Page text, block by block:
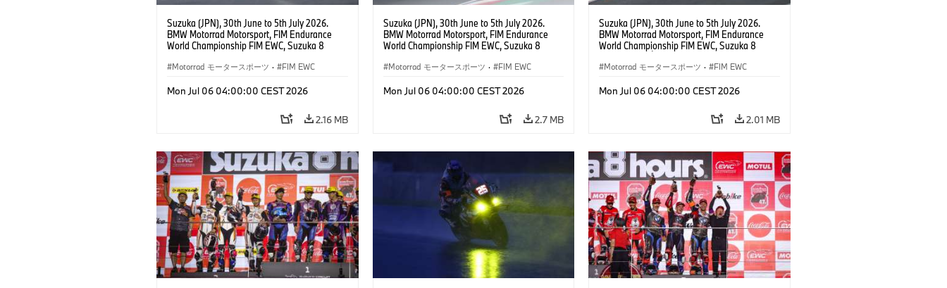
Suzuka (JPN), 30th June to 5th July 2026.
BMW Motorrad Motorsport, FIM Endurance
World Championship FIM EWC, Suzuka 8
Team Japan, AutoRace UBE Racing Team, #76
Sylvain Guintoli (FRA), Christoph Ponsson
Motorrad モータースポーツ · FIM EWC
Mon Jul 06 04:00:00 CEST 2026
2.16 MB
Suzuka (JPN), 30th June to 5th July 2026.
BMW Motorrad Motorsport, FIM Endurance
World Championship FIM EWC, Suzuka 8
Team Japan, AutoRace UBE Racing Team, #76
Sylvain Guintoli (FRA), Christoph Ponsson
Motorrad モータースポーツ · FIM EWC
Mon Jul 06 04:00:00 CEST 2026
2.7 MB
Suzuka (JPN), 30th June to 5th July 2026.
BMW Motorrad Motorsport, FIM Endurance
World Championship FIM EWC, Suzuka 8
Hikari Okubo, Kaito Toba, Motoharu Ito (all
Motorrad モータースポーツ · FIM EWC
Mon Jul 06 04:00:00 CEST 2026
2.01 MB